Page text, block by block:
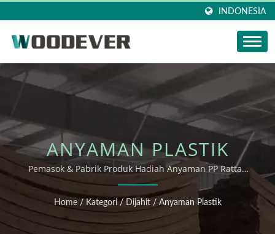
INDONESIA
ANYAMAN PLASTIK
Pemasok & Pabrik Produk Hadiah Anyaman PP Rattan
Tahan Air yang Dapat Didaur Ulang & ODM/OEM
Furniture, Pemasok Furniture, Pabrikan Furniture.
Pemasok Furniture Luar Ruangan dan Dalam Ruangan,
Furniture Anyaman Kayu ODM OEM Pemasok
Home / Kategori / Dijahit / Anyaman Plastik